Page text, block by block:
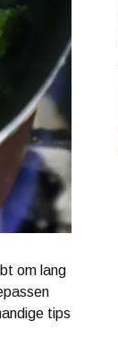
om lang
tips